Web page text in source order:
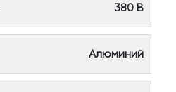
380 В
Алюминий